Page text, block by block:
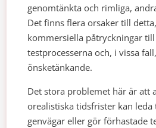
genomtänkta och rimliga,
Det finns flera orsaker till
kommersiella påtryckningar
testprocesserna och, i vissa
önsketänkande.
Det stora problemet här är att
orealistiska tidsfrister kan
genvägar eller gör förhastade